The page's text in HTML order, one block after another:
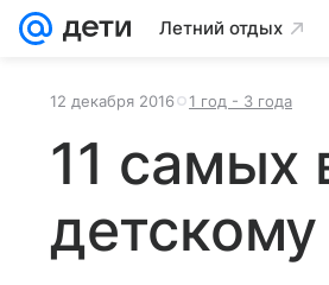
Летний отдых
12 декабря 2016 1 год - 3 года
11 самых